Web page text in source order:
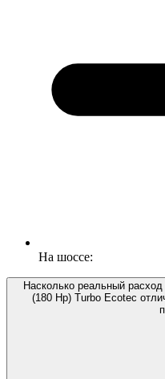
На шоссе:
Насколько реальный
(180 Hp) Turbo Ecotec